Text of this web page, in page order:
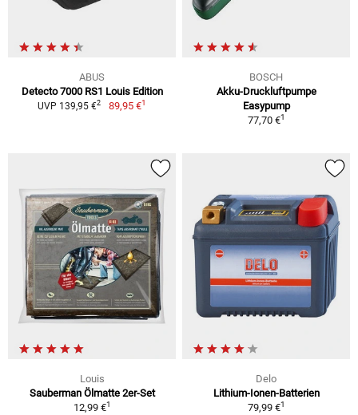
ABUS
Detecto 7000 RS1 Louis Edition
UVP 139,95 €2 89,95 €1
BOSCH
Akku-Druckluftpumpe
Easypump
77,70 €1
Louis
Sauberman Ölmatte 2er-Set
12,99 €1
Delo
Lithium-Ionen-Batterien
79,99 €1